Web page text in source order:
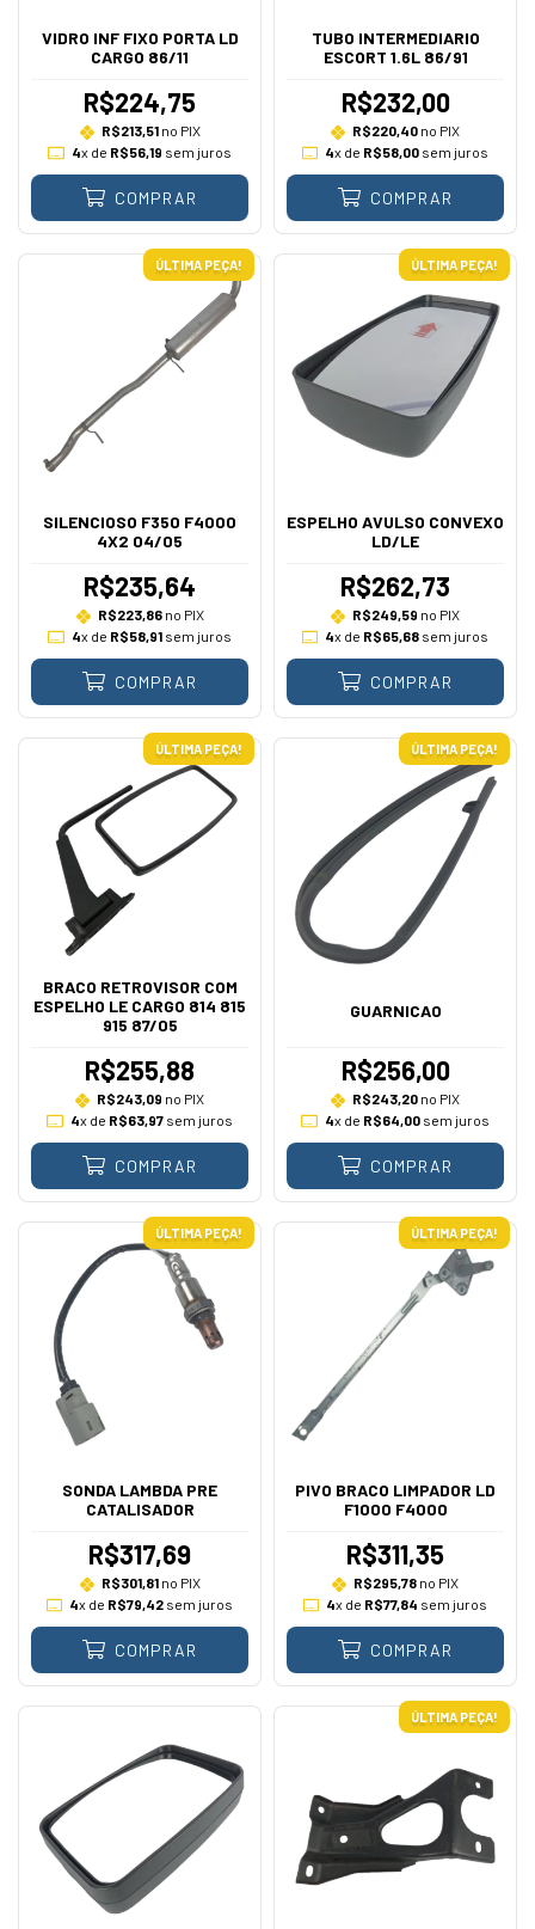
VIDRO INF FIXO PORTA LD
CARGO 86/11
R$224,75
R$213,51no PIX
4x de R$56,19 sem juros
COMPRAR
TUBO INTERMEDIARIO
ESCORT 1.6L 86/91
R$232,00
R$220,40 no PIX
4x de R$58,00 sem juros
COMPRAR
ÚLTIMA PEÇA!
SILENCIOSO F350 F4000
4X2 04/05
R$235,64
R$223,86no PIX
4x de R$58,91sem juros
COMPRAR
ÚLTIMA PEÇA!
ESPELHO AVULSO CONVEXO
LD/LE
R$262,73
R$249,59 no PIX
4x de R$65,68 sem juros
COMPRAR
ÚLTIMA PEÇA!
BRACO RETROVISOR COM
ESPELHO LE CARGO 814 815
915 87/05
R$255,88
R$243,09 no PIX
4x de R$63,97sem juros
COMPRAR
ÚLTIMA PEÇA!
GUARNICAO
R$256,00
R$243,20 no PIX
4x de R$64,00sem juros
COMPRAR
ÚLTIMA PEÇA!
SONDA LAMBDA PRE
CATALISADOR
R$317,69
R$301,81no PIX
4x de R$79,42 sem juros
COMPRAR
ÚLTIMA PEÇA!
PIVO BRACO LIMPADOR LD
F1000 F4000
R$311,35
R$295,78 no PIX
4x de R$77,84 sem juros
COMPRAR
ÚLTIMA PEÇA!